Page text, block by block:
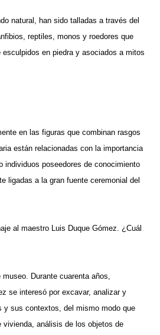
natural, han sido talladas a través del
reptiles, monos y roedores que
en piedra y asociados a mitos
en las figuras que combinan rasgos
están relacionadas con la importancia
individuos poseedores de conocimiento
ligadas a la gran fuente ceremonial del
al maestro Luis Duque Gómez. ¿Cuál
Durante cuarenta años,
se interesó por excavar, analizar y
y sus contextos, del mismo modo que
análisis de los objetos de